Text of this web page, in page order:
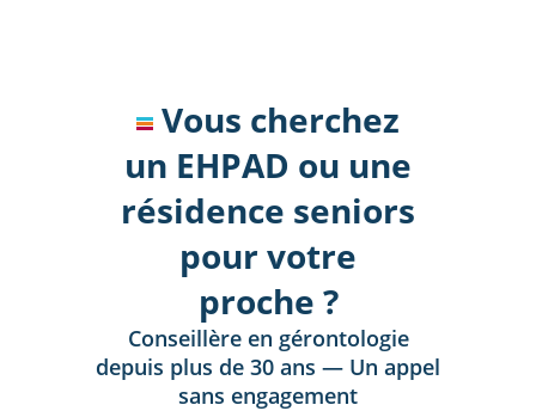
Vous cherchez
un EHPAD ou une
résidence seniors
pour votre
proche ?
Conseillère en gérontologie
depuis plus de 30 ans — Un appel
sans engagement